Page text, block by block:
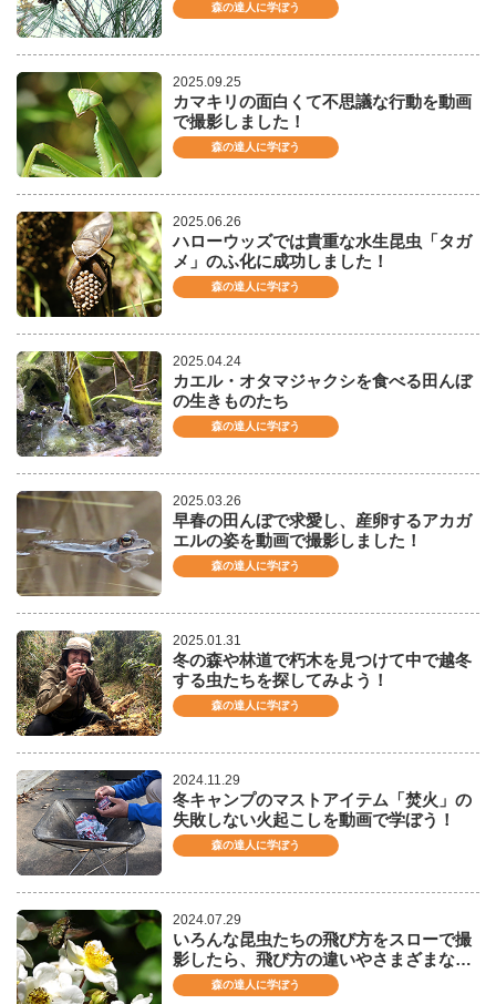
森の達人に学ぼう
2025.09.25
カマキリの面白くて不思議な行動を動画
で撮影しました！
森の達人に学ぼう
2025.06.26
ハローウッズでは貴重な水生昆虫「タガ
メ」のふ化に成功しました！
森の達人に学ぼう
2025.04.24
カエル・オタマジャクシを食べる田んぼ
の生きものたち
森の達人に学ぼう
2025.03.26
早春の田んぼで求愛し、産卵するアカガ
エルの姿を動画で撮影しました！
森の達人に学ぼう
2025.01.31
冬の森や林道で朽木を見つけて中で越冬
する虫たちを探してみよう！
森の達人に学ぼう
2024.11.29
冬キャンプのマストアイテム「焚火」の
失敗しない火起こしを動画で学ぼう！
森の達人に学ぼう
2024.07.29
いろんな昆虫たちの飛び方をスローで撮
影したら、飛び方の違いやさまざまな…
森の達人に学ぼう